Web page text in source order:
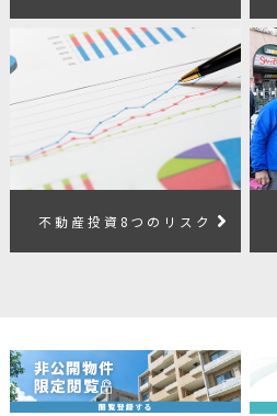
不動産投資8つのリスク